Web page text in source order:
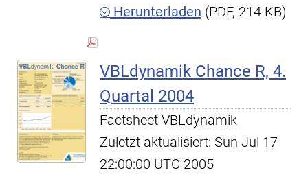
Herunterladen (PDF, 214 KB)
VBLdynamik Chance R, 4.
Quartal 2004
Factsheet VBLdynamik
Zuletzt aktualisiert: Sun Jul 17
22:00:00 UTC 2005